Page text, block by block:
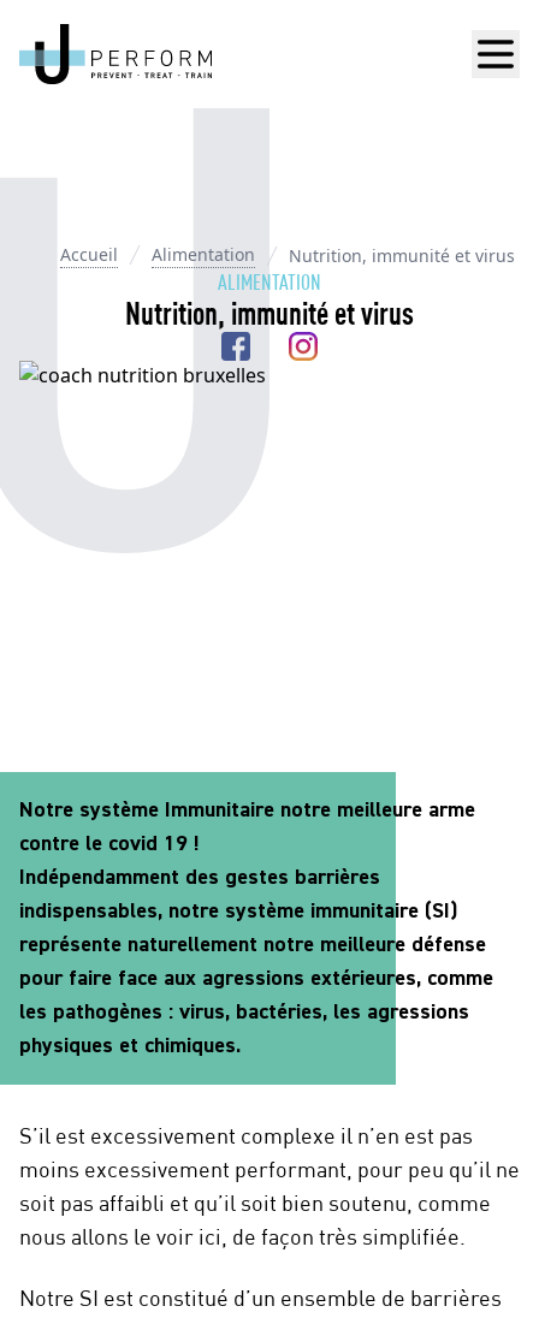
Accueil Alimentation Nutrition, immunité et virus
Nutrition, immunité et virus
ALIMENTATION
Notre système Immunitaire notre meilleure arme
contre le covid 19 !
Indépendamment des gestes barrières
indispensables, notre système immunitaire (SI)
représente naturellement notre meilleure défense
pour faire face aux agressions extérieures, comme
les pathogènes : virus, bactéries, les agressions
physiques et chimiques.
S’il est excessivement complexe il n’en est pas
moins excessivement performant, pour peu qu’il ne
soit pas affaibli et qu’il soit bien soutenu, comme
nous allons le voir ici, de façon très simplifiée.
Notre SI est constitué d’un ensemble de barrières